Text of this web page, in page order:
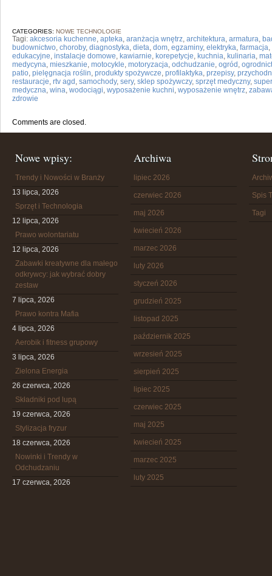
CATEGORIES: NOWE TECHNOLOGIE
Tagi: akcesoria kuchenne, apteka, aranżacja wnętrz, architektura, armatura,
budownictwo, choroby, diagnostyka, dieta, dom, egzaminy, elektryka, farmacja,
edukacyjne, instalacje domowe, kawiarnie, korepetycje, kuchnia, kulinaria,
medycyna, mieszkanie, motocykle, motoryzacja, odchudzanie, ogród ,
patio, pielęgnacja roślin, produkty spożywcze, profilaktyka, przepisy,
restauracje, rtv agd , samochody, sery, sklep spożywczy, sprzęt medyczny,
medyczna, wina, wodociągi, wyposażenie kuchni, wyposażenie wnętrz,
zdrowie
Comments are closed.
Nowe wpisy:
Trendy i Nowości w Branży
13 lipca, 2026
Sprzęt i Technologia
12 lipca, 2026
Prawo wolontariatu
12 lipca, 2026
Zabawki kreatywne dla małego
odkrywcy: jak wybrać dobry
zestaw
7 lipca, 2026
Prawo kontra Mafia
4 lipca, 2026
Aerobik i fitness grupowy
3 lipca, 2026
Zielona Energia
26 czerwca, 2026
Składniki pod lupą
19 czerwca, 2026
Stylizacja fryzur
18 czerwca, 2026
Nowinki i Trendy w
Odchudzaniu
17 czerwca, 2026
Archiwa
lipiec 2026
czerwiec 2026
maj 2026
kwiecień 2026
marzec 2026
luty 2026
styczeń 2026
grudzień 2025
listopad 2025
październik 2025
wrzesień 2025
sierpień 2025
lipiec 2025
czerwiec 2025
maj 2025
kwiecień 2025
marzec 2025
luty 2025
Spis
Tagi